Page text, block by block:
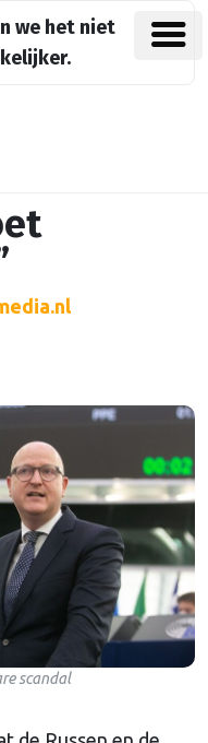
we het niet
scandal